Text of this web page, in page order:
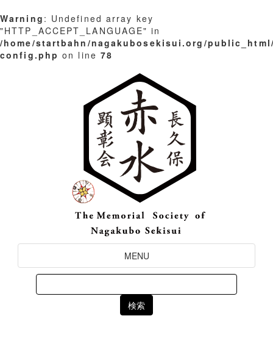
Warning : Undefined array key
"HTTP_ACCEPT_LANGUAGE" in
/home/startbahn/nagakubosekisui.org/
config.php on line 78
Toggle
Navigation
MENU
Search
for: